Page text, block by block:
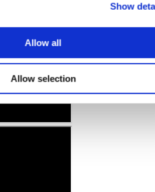
Show
Allow all
Allow selection